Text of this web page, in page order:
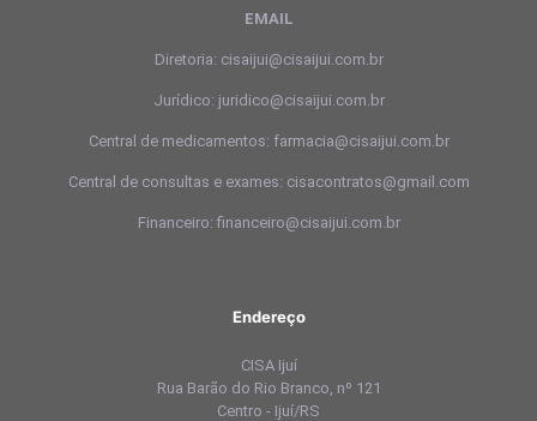
EMAIL
Diretoria: cisaijui@cisaijui.com.br
Jurídico: juridico@cisaijui.com.br
Central de medicamentos: farmacia@cisaijui.com.br
Central de consultas e exames: cisacontratos@gmail.com
Financeiro: financeiro@cisaijui.com.br
Endereço
CISA Ijuí
Rua Barão do Rio Branco, nº 121
Centro - Ijuí/RS